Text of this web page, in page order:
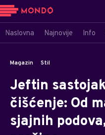
Naslovna Najnovije Info
Magazin Stil
Jeftin
čišćenje: Od
sjajnih